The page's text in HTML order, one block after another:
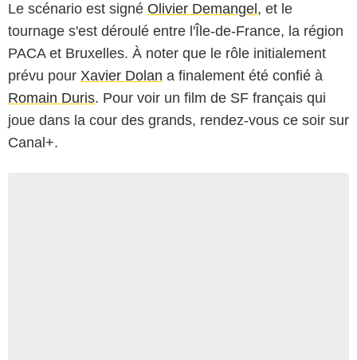
Le scénario est signé Olivier Demangel , et le
tournage s'est déroulé entre l'Île-de-France, la région
PACA et Bruxelles. À noter que le rôle initialement
prévu pour Xavier Dolan a finalement été confié à
Romain Duris. Pour voir un film de SF français qui
joue dans la cour des grands, rendez-vous ce soir sur
Canal+.